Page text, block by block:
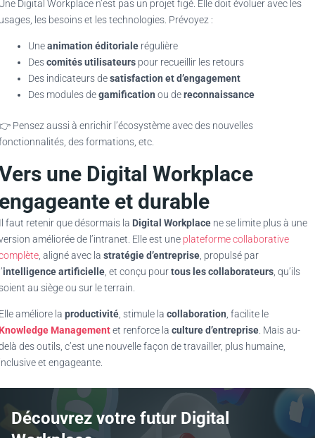
Digital Workplace n’est pas un projet figé. Elle doit évoluer avec les
les besoins et les technologies. Prévoyez :
Uneanimation éditoriale régulière
Descomités utilisateurs pour recueillir les retours
Des indicateurs desatisfaction et d’engagement
Des modules degamification ou dereconnaissance
Pensez aussi à enrichir l’écosystème avec des nouvelles
des formations, etc.
une Digital Workplace
et durable
faut retenir que désormais la Digital Workplace ne se limite plus à une
améliorée de l’intranet. Elle est une plateforme collaborative
, aligné avec la stratégie d’entreprise , propulsé par
intelligence artificielle , et conçu pourtous les collaborateurs , qu’ils
au siège ou sur le terrain.
améliore la productivité , stimule la collaboration , facilite le
Managementet renforce la culture d’entreprise . Mais au-
des outils, c’est une nouvelle façon de travailler, plus humaine,
et engageante.
Découvrez votre futur Digital